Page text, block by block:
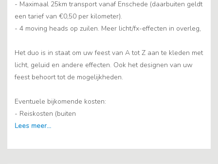
- Maximaal 25km transport vanaf Enschede (daarbuiten geldt
een tarief van €0,50 per kilometer).
- 4 moving heads op zuilen. Meer licht/fx-effecten in overleg,
Het duo is in staat om uw feest van A tot Z aan te kleden met
licht, geluid en andere effecten. Ook het designen van uw
feest behoort tot de mogelijkheden.
Eventuele bijkomende kosten:
- Reiskosten (buiten